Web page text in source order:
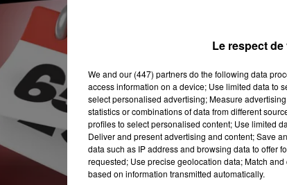
Le respect
We and our (447) partnersdo the following data
access information on a device; Use limited data to
select personalised advertising; Measure
statistics or combinations of data from different
profiles to select personalised content; Use limited
Deliver and present advertising and content; Save
data such as IP address and browsing data to offer
requested; Use precise geolocation data; Match
based on information transmitted automatically.